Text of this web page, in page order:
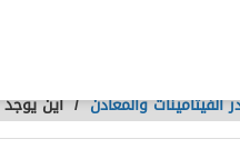
الفيتامينات والمعادن /أين